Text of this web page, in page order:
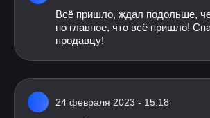
Всё пришло, ждал подольше,
но главное, что всё пришло!
продавцу!
24 февраля 2023 - 15:18